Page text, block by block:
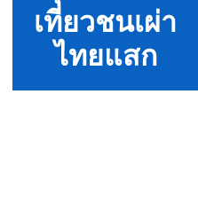
เที่ยวชนเผ่า
ไทยแสก